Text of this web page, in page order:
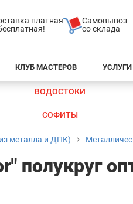
платная
Самовывоз
со склада
КЛУБ МАСТЕРОВ УСЛУГИ
ВОДОСТОКИ
СОФИТЫ
металла и ДПК)
полукруг